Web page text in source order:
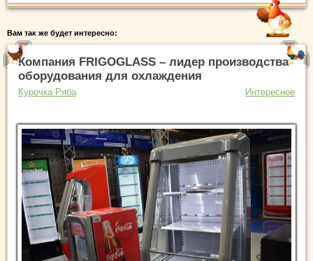
Вам так же будет интересно:
Компания FRIGOGLASS – лидер производства
оборудования для охлаждения
Курочка Ряба Интересное